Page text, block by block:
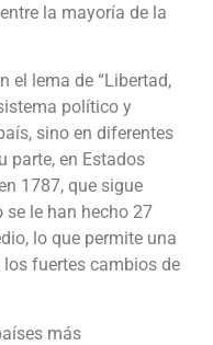
la mayoría de la
el lema de “Libertad,
político y
sino en diferentes
parte, en Estados
1787, que sigue
le han hecho 27
lo que permite una
fuertes cambios de
más